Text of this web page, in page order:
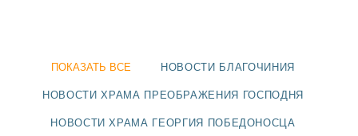
ПОКАЗАТЬ ВСЕ НОВОСТИ БЛАГОЧИНИЯ
НОВОСТИ ХРАМА ПРЕОБРАЖЕНИЯ ГОСПОДНЯ
НОВОСТИ ХРАМА ГЕОРГИЯ ПОБЕДОНОСЦА